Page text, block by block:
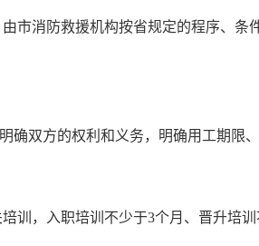
市消防救援机构按省规定的程序、条
确双方的权利和义务，明确用工期限
训，入职培训不少于3个月、晋升培